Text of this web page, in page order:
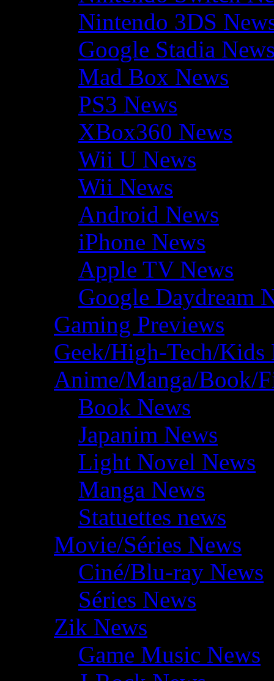
Nintendo 3DS
Google Stadia
Mad Box News
PS3 News
XBox360 News
Wii U News
Wii News
Android News
iPhone News
Apple TV News
Google Daydream
Gaming Previews
Geek/High-Tech/Kids
Anime/Manga/Book/
Book News
Japanim News
Light Novel News
Manga News
Statuettes news
Movie/Séries News
Ciné/Blu-ray News
Séries News
Zik News
Game Music News